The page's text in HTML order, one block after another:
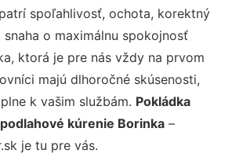
spoľahlivosť, ochota, korektný
o maximálnu spokojnosť
ktorá je pre nás vždy na prvom
majú dlhoročné skúsenosti,
k vašim službám. Pokládka
kúrenie Borinka –
je tu pre vás.